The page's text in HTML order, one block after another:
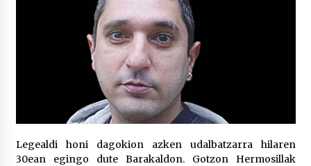
Tuba eta bonbardinoaren astea, Bilboko
Kontserbatorioan protagonista
2026/07/16
Auzoportala : 1×04 Auzofoniak
2026/07/15
Gaur abitua da Bilbao bbk live jaialdia
Legealdi honi dagokion azken udalbatzarra hilaren
30ean egingo dute Barakaldon. Gotzon Hermosillak